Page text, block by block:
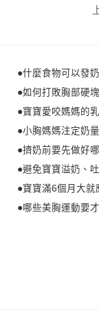
●什麼食物可以發
●如何打敗胸部硬
●寶寶愛咬媽媽的
●小胸媽媽注定奶
●擠奶前要先做好
●避免寶寶溢奶、
●寶寶滿6個月大就
●哪些美胸運動要
能夠讓媽媽與寶
不但可能造成乳